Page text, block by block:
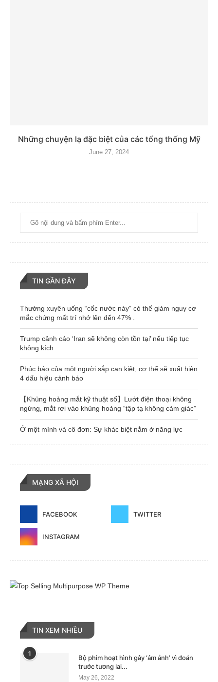
Những chuyện lạ đặc biệt của các tổng thống Mỹ
June 27, 2024
TIN GẦN ĐÂY
Thường xuyên uống “cốc nước này” có thể giảm nguy cơ
mắc chứng mất trí nhớ lên đến 47% .
Trump cảnh cáo ‘Iran sẽ không còn tồn tại’ nếu tiếp tục
không kích
Phúc báo của một người sắp cạn kiệt, cơ thể sẽ xuất hiện
4 dấu hiệu cảnh báo
【Khủng hoảng mắt kỹ thuật số】Lướt điện thoại không
ngừng, mắt rơi vào khủng hoảng “tập tạ không cảm giác”
Ở một mình và cô đơn: Sự khác biệt nằm ở năng lực
MẠNG XÃ HỘI
FACEBOOK TWITTER
INSTAGRAM
TIN XEM NHIỀU
1
Bộ phim hoạt hình gây ‘ám ảnh’ vì đoán
trước tương lai...
May 26, 2022